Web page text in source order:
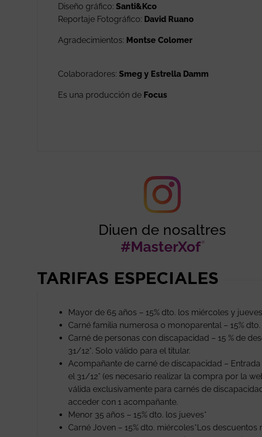
Diseño gráfico: Santi&Kco
Reportaje Fotográfico: David Ruano
Agradecimientos: Montse Colomer
Colaboradores: Smeg y Estrella Damm
Es una producción de Focus
Diuen de nosaltres
#MasterXof
TARIFAS ESPECIALES
Mayor de 65 años – 15% dto. los miércoles y
Carné familia numerosa o monoparental – 15%
Carné de personas con discapacidad – 15 % de
31/12*. Solo válido para el titular.
Acompañante de carné de discapacidad –
el 31/12* (es necesario realizar la compra por la
válida exclusivamente para carnés de
acceder con 1 acompañante.
Menor 35 años – 15% dto. los jueves*
Carné Joven – 15% dto. miércoles*Los